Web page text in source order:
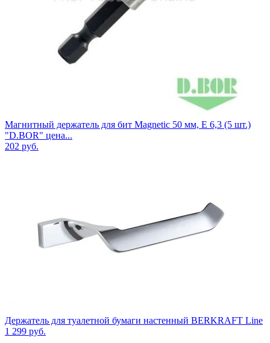
Магнитный держатель для бит Magnetic 50 мм, E 6,3 (5 шт.)
"D.BOR" цена...
202 руб.
Держатель для туалетной бумаги настенный BERKRAFT Line
1 299 руб.